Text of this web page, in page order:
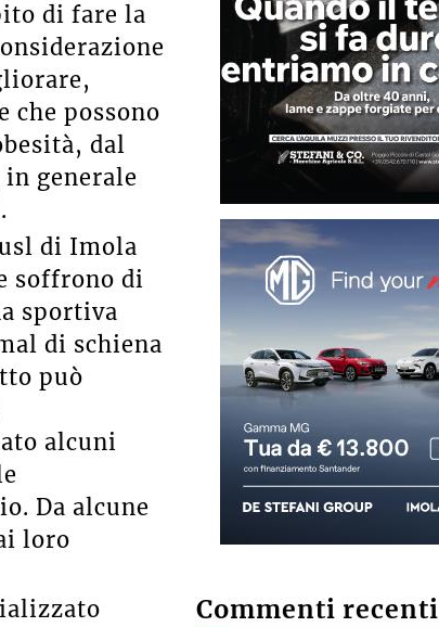
di fare la
possono
dal
generale
di Imola
soffrono di
sportiva
di schiena
può
alcuni
Da alcune
loro
Commenti recenti